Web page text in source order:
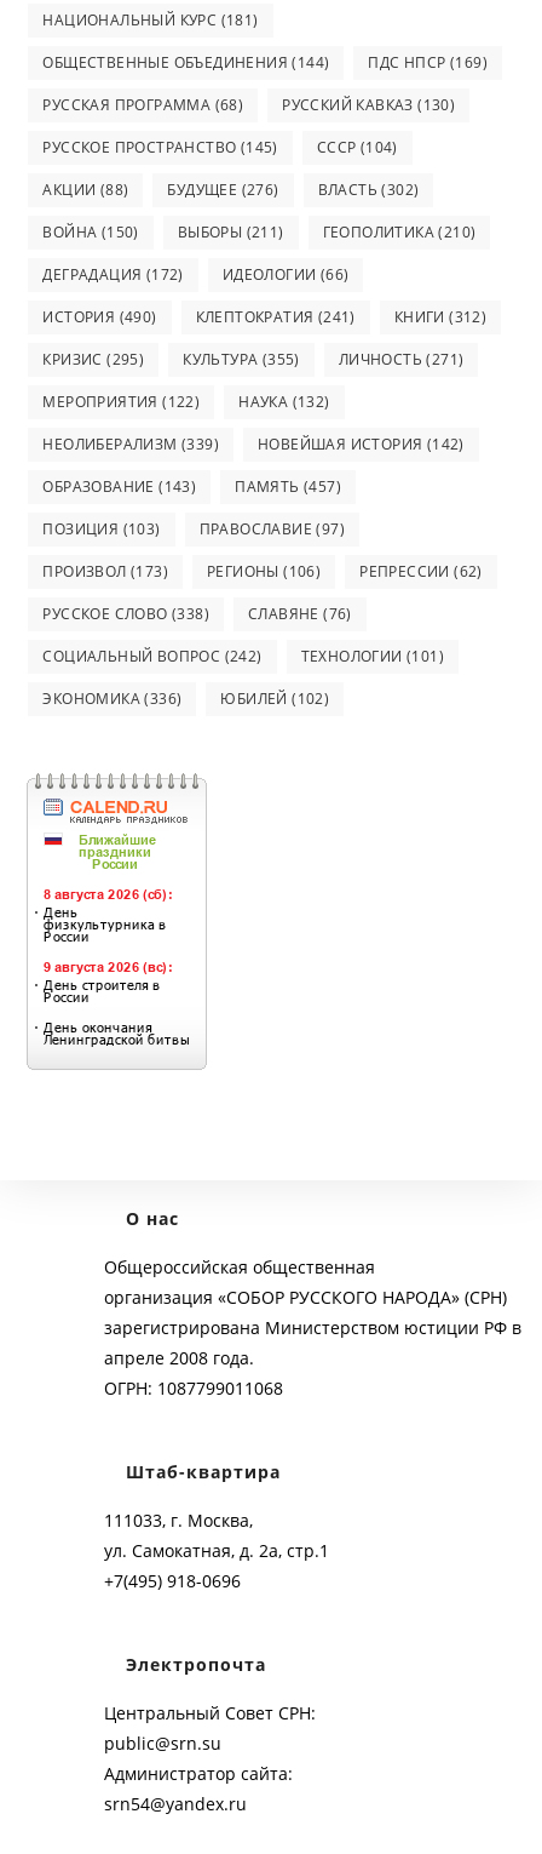
НАЦИОНАЛЬНЫЙ КУРС (181)
ОБЩЕСТВЕННЫЕ ОБЪЕДИНЕНИЯ (144) ПДС НПСР (169)
РУССКАЯ ПРОГРАММА (68) РУССКИЙ КАВКАЗ (130)
РУССКОЕ ПРОСТРАНСТВО (145) СССР (104)
АКЦИИ (88) БУДУЩЕЕ (276) ВЛАСТЬ (302)
ВОЙНА (150) ВЫБОРЫ (211) ГЕОПОЛИТИКА(210)
ДЕГРАДАЦИЯ (172) ИДЕОЛОГИИ (66)
ИСТОРИЯ (490) КЛЕПТОКРАТИЯ (241) КНИГИ (312)
КРИЗИС (295) КУЛЬТУРА (355) ЛИЧНОСТЬ (271)
МЕРОПРИЯТИЯ (122) НАУКА (132)
НЕОЛИБЕРАЛИЗМ (339) НОВЕЙШАЯ ИСТОРИЯ (142)
ОБРАЗОВАНИЕ (143) ПАМЯТЬ (457)
ПОЗИЦИЯ (103) ПРАВОСЛАВИЕ (97)
ПРОИЗВОЛ (173) РЕГИОНЫ (106) РЕПРЕССИИ (62)
РУССКОЕ СЛОВО (338) СЛАВЯНЕ (76)
СОЦИАЛЬНЫЙ ВОПРОС (242) ТЕХНОЛОГИИ (101)
ЭКОНОМИКА(336) ЮБИЛЕЙ (102)
О нас
Общероссийская общественная
организация «СОБОР РУССКОГО НАРОДА» (СРН)
зарегистрирована Министерством юстиции РФ в
апреле 2008 года.
ОГРН: 1087799011068
Штаб-квартира
111033, г. Москва,
ул. Самокатная, д. 2а, стр.1
+7(495) 918-0696
Электропочта
Центральный Совет СРН:
public@srn.su
Администратор сайта:
srn54@yandex.ru